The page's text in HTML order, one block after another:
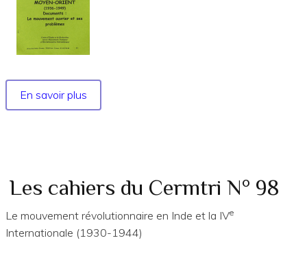
En savoir plus
No
(1936-
1949)
:
Les cahiers du Cermtri N° 98
Le mouvement révolutionnaire en Inde et la IVe
Internationale (1930-1944)